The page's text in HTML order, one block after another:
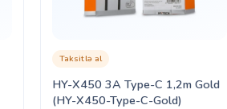
HY-X450 3A Type-C 1,2m Gold
(HY-X450-Type-C-Gold)
Taksitlə al